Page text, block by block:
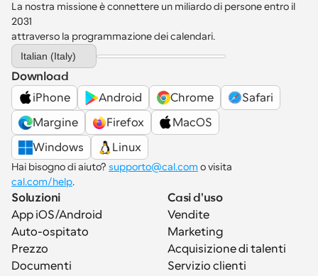
La nostra missione è connettere un miliardo di persone entro il
2031
attraverso la programmazione dei calendari.
Select Language
Italian (Italy)
Download
iPhone
Android Chrome
Safari
Margine
Firefox
MacOS
Windows
Linux
Hai bisogno di aiuto? supporto@cal.com
cal.com/help.
Soluzioni
App iOS/Android
Auto-ospitato
Prezzo
Documenti
Casi d'uso
Vendite
Marketing
Acquisizione di talenti
Servizio clienti